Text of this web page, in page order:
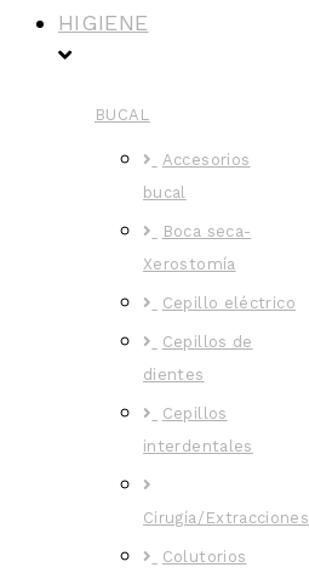
HIGIENE
BUCAL
Accesorios
bucal
Boca seca-
Xerostomía
Cepillo eléctrico
Cepillos de
dientes
Cepillos
interdentales
Cirugía/Extracciones
Colutorios